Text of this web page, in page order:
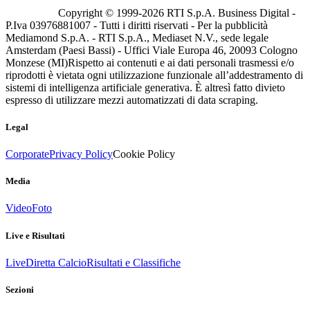
Copyright © 1999-2026 RTI S.p.A. Business Digital -
P.Iva 03976881007 - Tutti i diritti riservati - Per la pubblicità
Mediamond S.p.A. - RTI S.p.A., Mediaset N.V., sede legale
Amsterdam (Paesi Bassi) - Uffici Viale Europa 46, 20093 Cologno
Monzese (MI)Rispetto ai contenuti e ai dati personali trasmessi e/o
riprodotti è vietata ogni utilizzazione funzionale all’addestramento di
sistemi di intelligenza artificiale generativa. È altresì fatto divieto
espresso di utilizzare mezzi automatizzati di data scraping.
Legal
CorporatePrivacy PolicyCookie Policy
Media
VideoFoto
Live e Risultati
LiveDiretta CalcioRisultati e Classifiche
Sezioni